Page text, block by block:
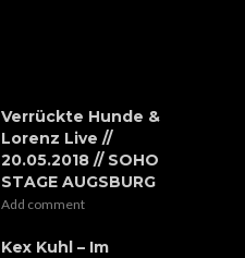
Verrückte Hunde &
Lorenz Live //
20.05.2018 // SOHO
STAGE AUGSBURG
Add comment
Kex Kuhl – Im